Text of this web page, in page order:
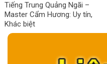
Tiếng Trung Quảng Ngãi –
Master Cẩm Hương: Uy tín,
Khác biệt